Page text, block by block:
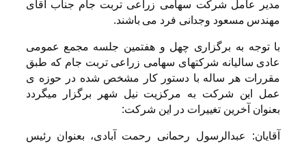
مدیر عامل شرکت سهامی زراعی تربت جام جناب آقای
مهندس مسعود وجدانی فرد می باشند.
با توجه به برگزاری چهل و هفتمین جلسه مجمع عمومی
عادی سالیانه شرکتهای سهامی زراعی تربت جام که طبق
مقررات هر ساله با دستور کار مشخص شده در حوزه ی
عمل این شرکت به مرکزیت نیل شهر برگزار میگردد
بعنوان آخرین تغییرات در این شرکت:
آقایان: عبدالرسول رحمانی رحمت آبادی، بعنوان رئیس